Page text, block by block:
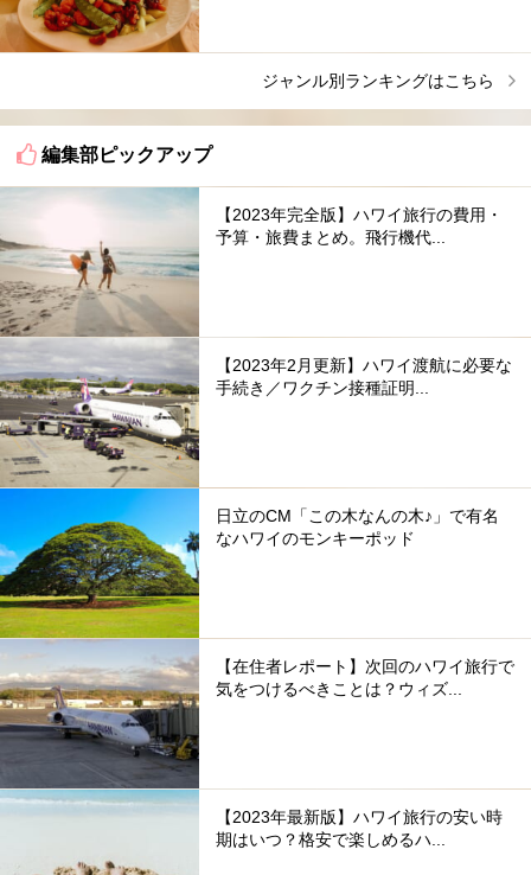
ジャンル別ランキングはこちら
編集部ピックアップ
【2023年完全版】ハワイ旅行の費用・
予算・旅費まとめ。飛行機代...
【2023年2月更新】ハワイ渡航に必要な
手続き／ワクチン接種証明...
日立のCM「この木なんの木♪」で有名
なハワイのモンキーポッド
【在住者レポート】次回のハワイ旅行で
気をつけるべきことは？ウィズ...
【2023年最新版】ハワイ旅行の安い時
期はいつ？格安で楽しめるハ...